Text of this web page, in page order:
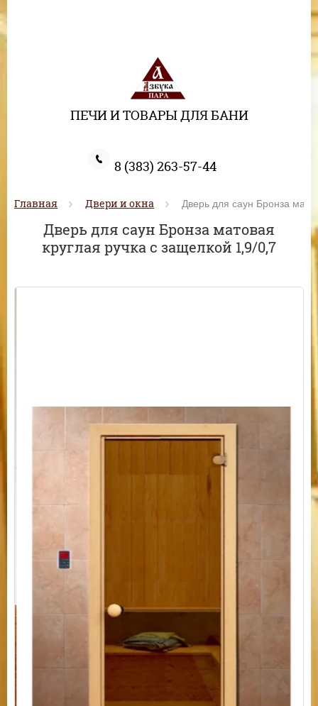
ПЕЧИ И ТОВАРЫ ДЛЯ БАНИ
8 (383) 263-57-44
Главная Двери и окна Дверь для саун Бронза
Дверь для саун Бронза матовая
круглая ручка с защелкой 1,9/0,7